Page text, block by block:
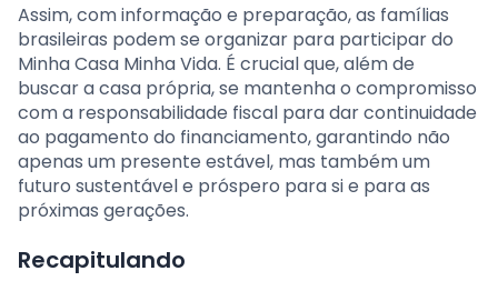
Assim, com informação e preparação, as famílias
brasileiras podem se organizar para participar do
Minha Casa Minha Vida. É crucial que, além de
buscar a casa própria, se mantenha o compromisso
com a responsabilidade fiscal para dar continuidade
ao pagamento do financiamento, garantindo não
apenas um presente estável, mas também um
futuro sustentável e próspero para si e para as
próximas gerações.
Recapitulando